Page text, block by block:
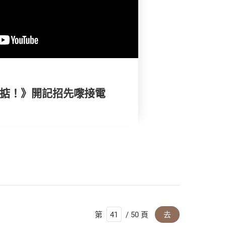
！》開記招先嚟接電
第 / 50 頁 去